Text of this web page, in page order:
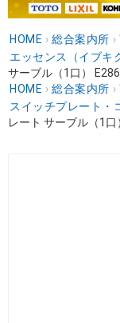
HOME › 総合案内所 ›
エッセンス（イブキ
サーブル（1口）
HOME › 総合案内所 ›
スイッチプレート・
レート サーブル（1口